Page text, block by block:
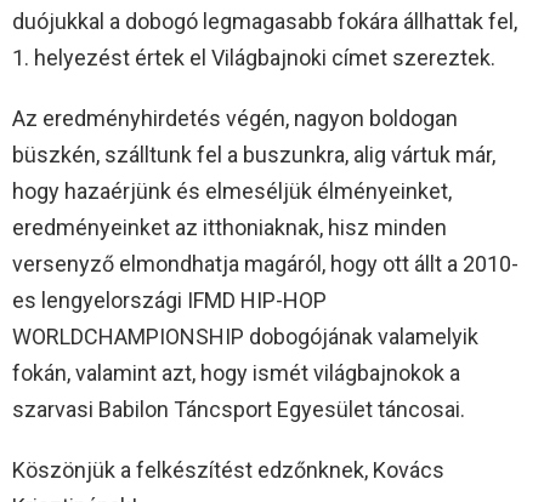
duójukkal a dobogó legmagasabb fokára állhattak fel,
1. helyezést értek el Világbajnoki címet szereztek.
Az eredményhirdetés végén, nagyon boldogan
büszkén, szálltunk fel a buszunkra, alig vártuk már,
hogy hazaérjünk és elmeséljük élményeinket,
eredményeinket az itthoniaknak, hisz minden
versenyző elmondhatja magáról, hogy ott állt a 2010-
es lengyelországi IFMD HIP-HOP
WORLDCHAMPIONSHIP dobogójának valamelyik
fokán, valamint azt, hogy ismét világbajnokok a
szarvasi Babilon Táncsport Egyesület táncosai.
Köszönjük a felkészítést edzőnknek, Kovács